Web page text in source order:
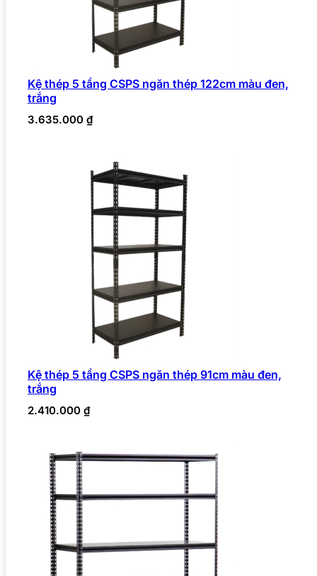
Kệ thép 5 tầng CSPS ngăn thép 122cm màu đen,
trắng
3.635.000 ₫
Kệ thép 5 tầng CSPS ngăn thép 91cm màu đen,
trắng
2.410.000 ₫